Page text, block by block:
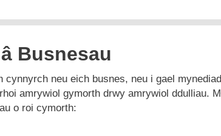
Busnesau
neu eich busnes, neu i gael
amrywiol gymorth drwy amrywiol ddulliau.
o roi cymorth: